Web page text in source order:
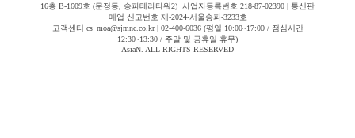
16층 B-1609호 (문정동, 송파테라타워2) 사업자등록번호 218-87-02390 | 통신판
매업 신고번호 제-2024-서울송파-3233호
고객센터 cs_moa@sjmnc.co.kr | 02-400-6036 (평일 10:00~17:00 / 점심시간
12:30~13:30 / 주말 및 공휴일 휴무)
AsiaN. ALL RIGHTS RESERVED